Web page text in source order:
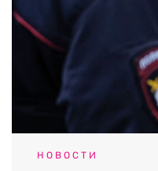
НОВОСТИ